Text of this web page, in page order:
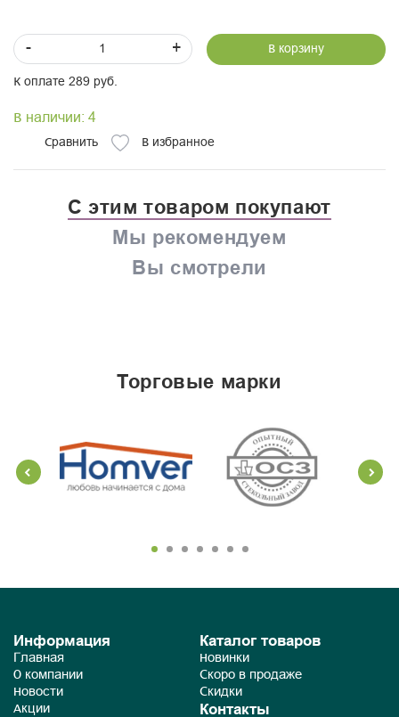
- + В корзину
К оплате 289 руб.
В наличии: 4
Сравнить В избранное
С этим товаром покупают
Мы рекомендуем
Вы смотрели
торговые марки
Информация
Главная
О компании
Новости
Акции
Каталог товаров
Новинки
Скоро в продаже
Скидки
Контакты